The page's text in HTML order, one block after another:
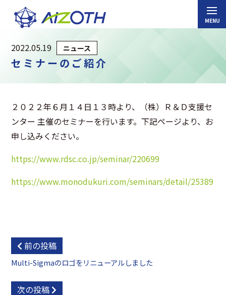
2022.05.19 ニュース
セミナーのご紹介
２０２２年６月１４日１３時より、（株）Ｒ＆Ｄ支援セ
ンター 主催のセミナーを行います。下記ページより、お
申し込みください。
https://www.rdsc.co.jp/seminar/220699
https://www.monodukuri.com/seminars/detail/25389
前の投稿
Multi-Sigmaのロゴをリニューアルしました
次の投稿